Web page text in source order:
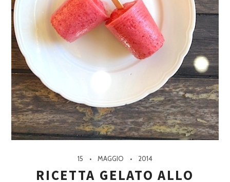
15 MAGGIO 2014
RICETTA GELATO ALLO